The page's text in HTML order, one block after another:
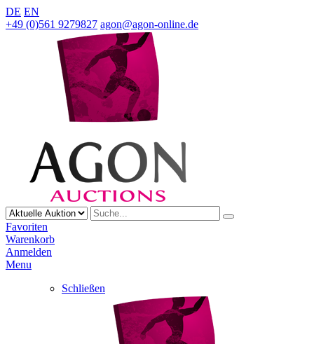
DE EN
+49 (0)561 9279827 agon@agon-online.de
Favoriten
Warenkorb
Anmelden
Menu
Schließen